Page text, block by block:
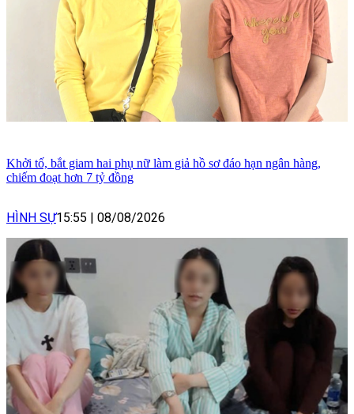
Khởi tố, bắt giam hai phụ nữ làm giả hồ sơ đáo hạn ngân hàng,
chiếm đoạt hơn 7 tỷ đồng
HÌNH SỰ15:55 08/08/2026